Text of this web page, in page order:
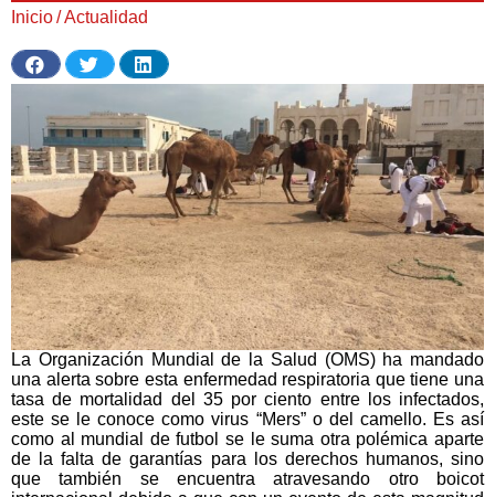
Inicio/Actualidad
La Organización Mundial de la Salud (OMS) ha mandado
una alerta sobre esta enfermedad respiratoria que tiene una
tasa de mortalidad del 35 por ciento entre los infectados,
este se le conoce como virus “Mers” o del camello. Es así
como al mundial de futbol se le suma otra polémica aparte
de la falta de garantías para los derechos humanos, sino
que también se encuentra atravesando otro boicot